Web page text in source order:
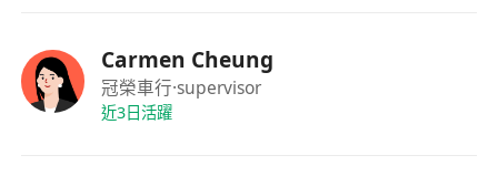
Carmen Cheung
冠榮車行·supervisor
近3日活躍